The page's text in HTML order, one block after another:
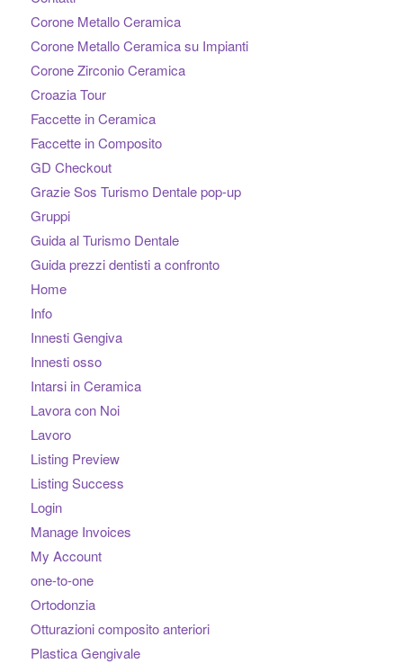
Corone Metallo Ceramica
Corone Metallo Ceramica su Impianti
Corone Zirconio Ceramica
Croazia Tour
Faccette in Ceramica
Faccette in Composito
GD Checkout
Grazie Sos Turismo Dentale pop-up
Gruppi
Guida al Turismo Dentale
Guida prezzi dentisti a confronto
Home
Info
Innesti Gengiva
Innesti osso
Intarsi in Ceramica
Lavora con Noi
Lavoro
Listing Preview
Listing Success
Login
Manage Invoices
My Account
one-to-one
Ortodonzia
Otturazioni composito anteriori
Plastica Gengivale